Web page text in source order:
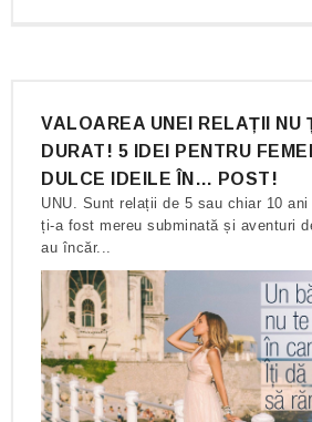
VALOAREA UNEI RELAȚII NU
DURAT! 5 IDEI PENTRU
DULCE IDEILE ÎN… POST!
UNU. Sunt relații de 5 sau chiar 10
ți-a fost mereu subminată și aventuri
au încăr...